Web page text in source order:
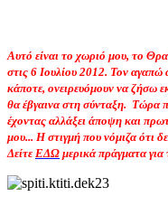
Αυτό είναι το χωριό μου, το
στις 6 Ιουλίου 2012. Τον αγαπώ
κάποτε, ονειρευόμουν να ζήσω
θα έβγαινα στη σύνταξη. Τώρα
έχοντας αλλάξει άποψη και
μου... Η στιγμή που νόμιζα ότι
Δείτε ΕΔΩ μερικά πράγματα